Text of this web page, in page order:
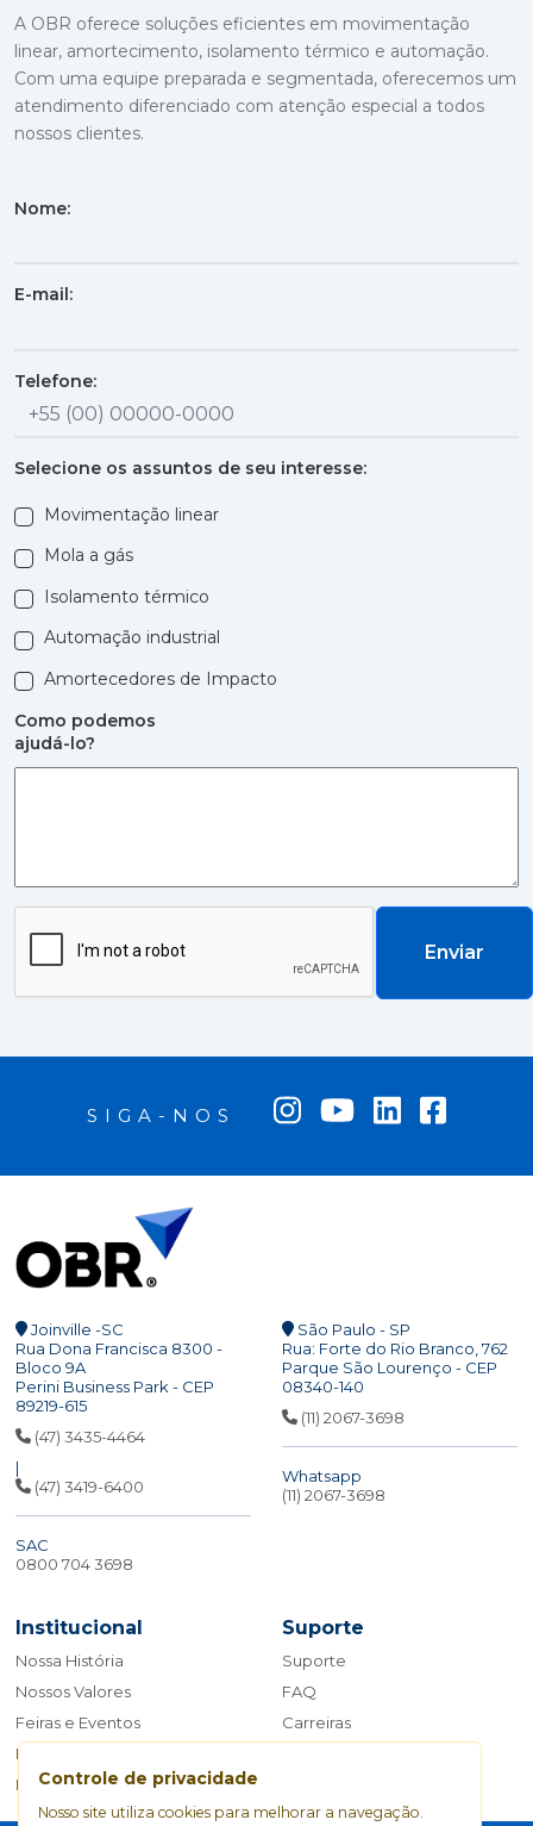
A OBR oferece soluções eficientes em movimentação
linear, amortecimento, isolamento térmico e automação.
Com uma equipe preparada e segmentada, oferecemos um
atendimento diferenciado com atenção especial a todos
nossos clientes.
Nome:
E-mail:
Telefone:
Selecione os assuntos de seu interesse:
Movimentação linear
Mola a gás
Isolamento térmico
Automação industrial
Amortecedores de Impacto
Como podemos
ajudá-lo?
Enviar
SIGA-NOS
Joinville -SC
Rua Dona Francisca 8300 -
Bloco 9A
Perini Business Park - CEP
89219-615
(47) 3435-4464
|
(47) 3419-6400
SAC
0800 704 3698
São Paulo - SP
Rua: Forte do Rio Branco, 762
Parque São Lourenço - CEP
08340-140
(11) 2067-3698
Whatsapp
(11) 2067-3698
Institucional
Nossa História
Nossos Valores
Feiras e Eventos
Blog
Manual da Marca
Suporte
Suporte
FAQ
Carreiras
Controle de privacidade
Nosso site utiliza cookies para melhorar a navegação.